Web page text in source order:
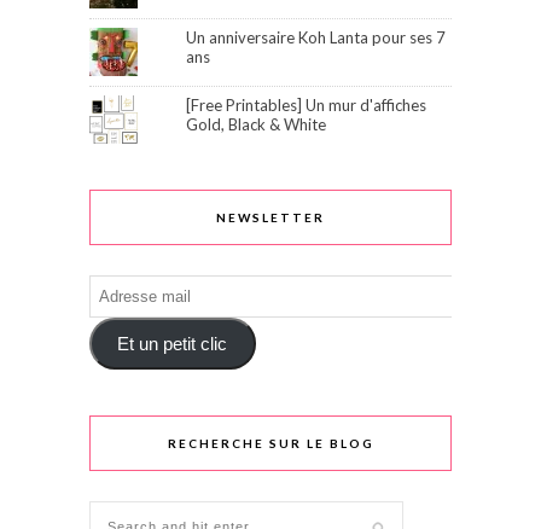
Un anniversaire Koh Lanta pour ses 7
ans
[Free Printables] Un mur d'affiches
Gold, Black & White
NEWSLETTER
Adresse
mail
Et un petit clic
RECHERCHE SUR LE BLOG